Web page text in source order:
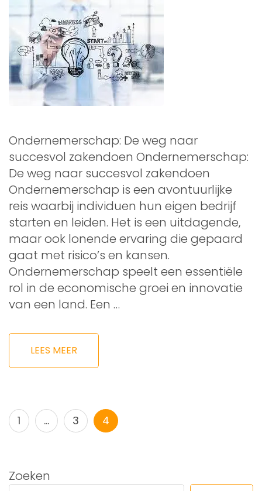
Ondernemerschap: De weg naar
succesvol zakendoen Ondernemerschap:
De weg naar succesvol zakendoen
Ondernemerschap is een avontuurlijke
reis waarbij individuen hun eigen bedrijf
starten en leiden. Het is een uitdagende,
maar ook lonende ervaring die gepaard
gaat met risico’s en kansen.
Ondernemerschap speelt een essentiële
rol in de economische groei en innovatie
van een land. Een …
LEES MEER
Berichtnavigatie
Pagina
1 … Pagina
3 Pagina
4
Zoeken